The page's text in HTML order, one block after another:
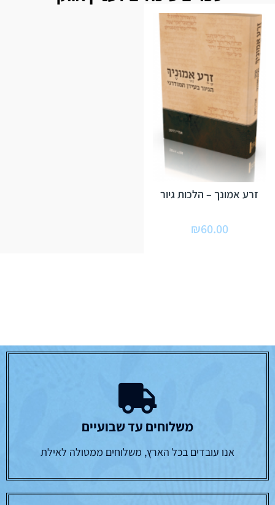
זרע אמונך – הלכות גיור
₪60.00
משלוחים עד שבועיים
אנו עובדים בכל הארץ, משלוחים ממטולה לאילת